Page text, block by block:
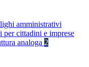
amministrativi
cittadini e imprese
analoga 2